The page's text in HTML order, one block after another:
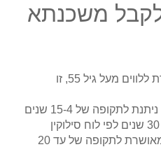
משכנתא
משכנתא הפוכה מיועדת ללווים מעל גיל 55, זו
משכנתא לגיל השלישי ניתנת לתקופה של 15-4 שנים
במסלול בלון מלא ועד 30 שנים לפי לוח סילוקין
שפיצר, אך לרוב היא מאושרת לתקופה של עד 20